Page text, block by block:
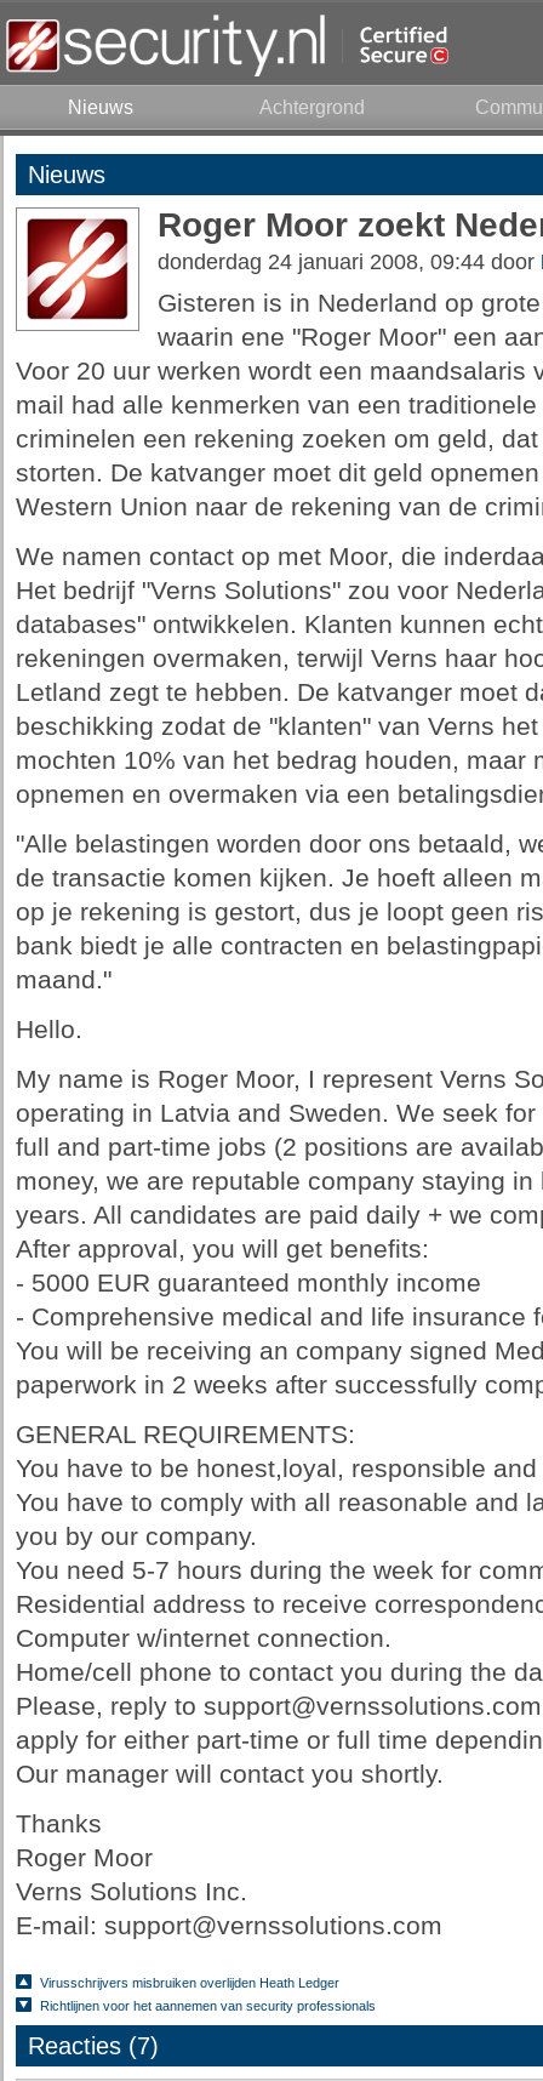
Nieuws Achtergrond
Nieuws
Roger Moor zoekt
donderdag 24 januari 2008, 09:44 door
Gisteren is in Nederland op
waarin ene "Roger Moor" een
Voor 20 uur werken wordt een maandsalaris
mail had alle kenmerken van een
criminelen een rekening zoeken om geld,
storten. De katvanger moet dit geld
Western Union naar de rekening van de
We namen contact op met Moor, die
Het bedrijf "Verns Solutions" zou voor
databases" ontwikkelen. Klanten kunnen
rekeningen overmaken, terwijl Verns haar
Letland zegt te hebben. De katvanger moet
beschikking zodat de "klanten" van Verns
mochten 10% van het bedrag houden, maar
opnemen en overmaken via een
"Alle belastingen worden door ons betaald,
de transactie komen kijken. Je hoeft alleen
op je rekening is gestort, dus je loopt geen
bank biedt je alle contracten en
maand."
Hello.
My name is Roger Moor, I represent Verns
operating in Latvia and Sweden. We seek
full and part-time jobs (2 positions are
money, we are reputable company staying
years. All candidates are paid daily + we
After approval, you will get benefits:
- 5000 EUR guaranteed monthly income
- Comprehensive medical and life insurance
You will be receiving an company signed
paperwork in 2 weeks after successfully
GENERAL REQUIREMENTS:
You have to be honest,loyal, responsible
You have to comply with all reasonable and
you by our company.
You need 5-7 hours during the week for
Residential address to receive
Computer w/internet connection.
Home/cell phone to contact you during the
Please, reply to
apply for either part-time or full time
Our manager will contact you shortly.
Thanks
Roger Moor
Verns Solutions Inc.
E-mail: support@vernssolutions.com
Virusschrijvers misbruiken overlijden Heath Ledger
Richtlijnen voor het aannemen van security professionals
Reacties (7)